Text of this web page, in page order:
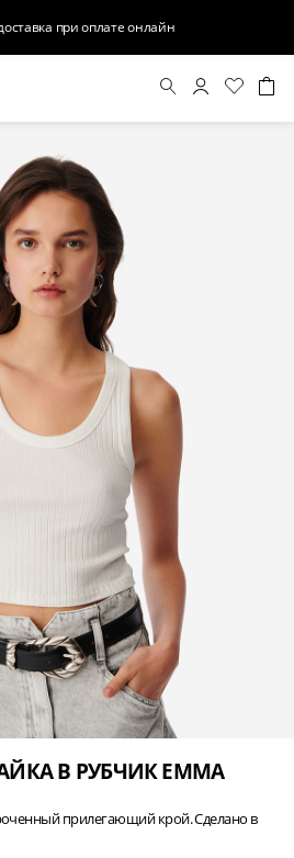
при оплате онлайн
В РУБЧИК EMMA
прилегающий крой. Сделано в